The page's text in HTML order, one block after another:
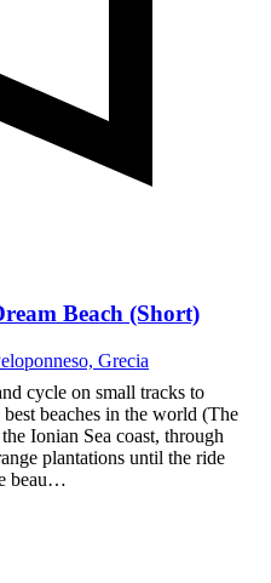
Beach (Short)
Grecia
cycle on small tracks to
beaches in the world (The
Ionian Sea coast, through
plantations until the ride
beau…